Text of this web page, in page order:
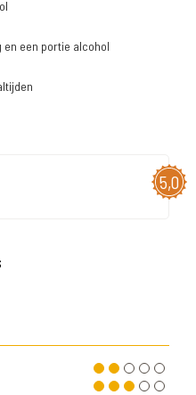
en een portie alcohol
5,0